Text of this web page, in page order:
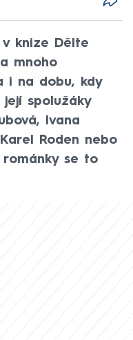
v knize Dělte
mnoho
i na dobu, kdy
její spolužáky
Ivana
Roden nebo
románky se to